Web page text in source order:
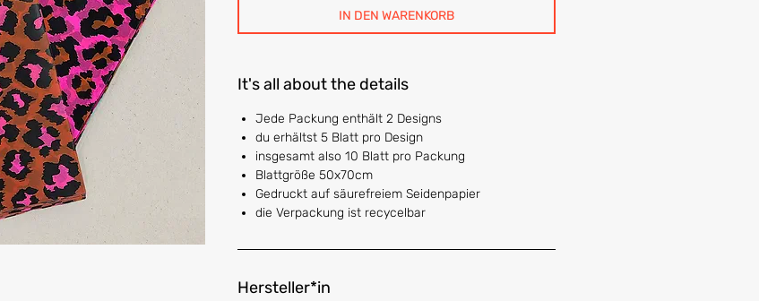
IN DEN WARENKORB
It's all about the details
Jede Packung enthält 2 Designs
du erhältst 5 Blatt pro Design
insgesamt also 10 Blatt pro Packung
Blattgröße 50x70cm
Gedruckt auf säurefreiem Seidenpapier
die Verpackung ist recycelbar
Hersteller*in